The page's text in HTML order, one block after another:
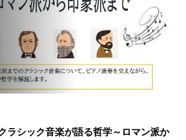
ラシック音楽が語る哲学～ロマン派か